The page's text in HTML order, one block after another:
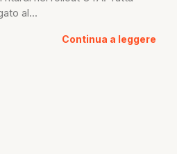
al...
Continua a leggere